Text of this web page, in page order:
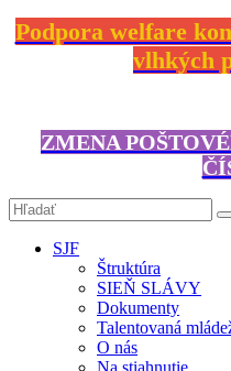
Podpora welfare
vlhkých
ZMENA
SJF
Štruktúra
SIEŇ SLÁVY
Dokumenty
Talentovaná
O nás
Na stiahnutie